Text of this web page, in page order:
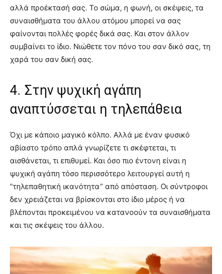
αλλά προέκτασή σας. Το σώμα, η φωνή, οι σκέψεις, τα
συναισθήματα του άλλου ατόμου μπορεί να σας
φαίνονται πολλές φορές δικά σας. Και στον άλλον
συμβαίνει το ίδιο. Νιώθετε τον πόνο του σαν δικό σας, τη
χαρά του σαν δική σας.
4. Στην ψυχική αγάπη
αναπτύσσεται η τηλεπάθεια
Όχι με κάποιο μαγικό κόλπο. Αλλά με έναν φυσικό
αβίαστο τρόπο απλά γνωρίζετε τι σκέφτεται, τι
αισθάνεται, τι επιθυμεί. Και όσο πιο έντονη είναι η
ψυχική αγάπη τόσο περισσότερο λειτουργεί αυτή η
“τηλεπαθητική ικανότητα” από απόσταση. Οι σύντροφοι
δεν χρειάζεται να βρίσκονται στο ίδιο μέρος ή να
βλέπονται προκειμένου να κατανοούν τα συναισθήματα
και τις σκέψεις του άλλου.